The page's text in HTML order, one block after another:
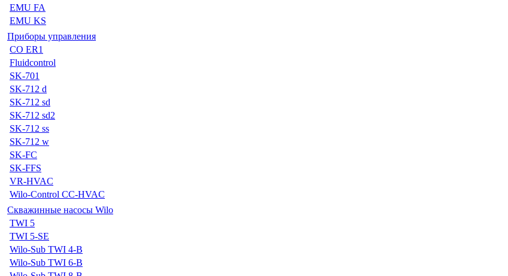
EMU FA
EMU KS
Приборы управления
CO ER1
Fluidcontrol
SK-701
SK-712 d
SK-712 sd
SK-712 sd2
SK-712 ss
SK-712 w
SK-FC
SK-FFS
VR-HVAC
Wilo-Control CC-HVAC
Скважинные насосы Wilo
TWI 5
TWI 5-SE
Wilo-Sub TWI 4-B
Wilo-Sub TWI 6-B